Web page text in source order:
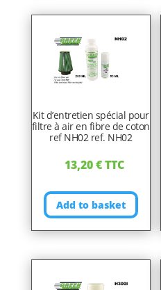
Kit d’entretien spécial pour
filtre à air en fibre de coton
ref NH02 ref. NH02
13,20€TTC
Add to basket